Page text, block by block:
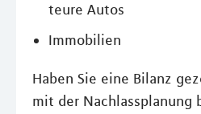
teure Autos
Immobilien
Haben Sie eine Bilanz
mit der Nachlassplanung